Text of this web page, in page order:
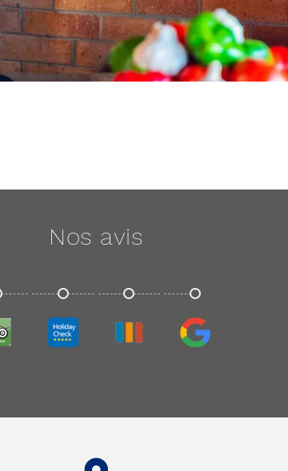
Nos avis